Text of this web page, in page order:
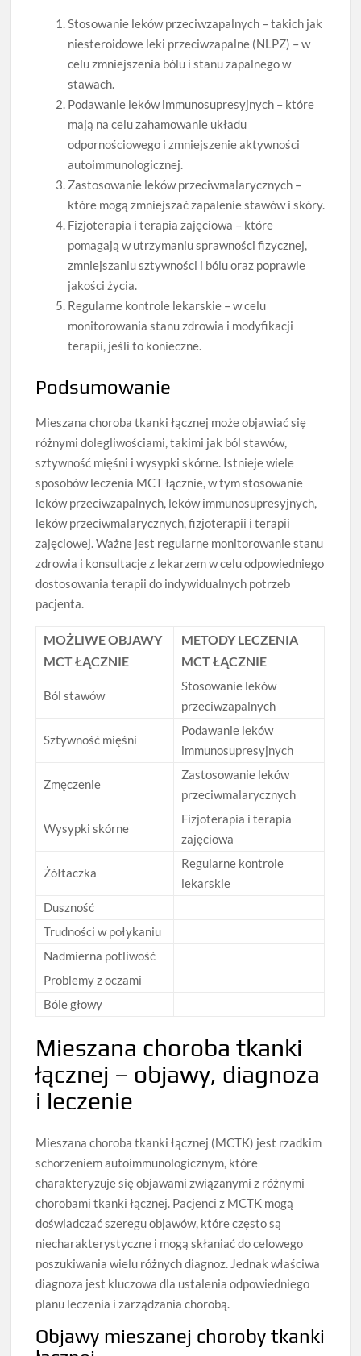
Stosowanie leków przeciwzapalnych – takich jak
niesteroidowe leki przeciwzapalne (NLPZ) – w
celu zmniejszenia bólu i stanu zapalnego w
stawach.
Podawanie leków immunosupresyjnych – które
mają na celu zahamowanie układu
odpornościowego i zmniejszenie aktywności
autoimmunologicznej.
Zastosowanie leków przeciwmalarycznych –
które mogą zmniejszać zapalenie stawów i skóry.
Fizjoterapia i terapia zajęciowa – które
pomagają w utrzymaniu sprawności fizycznej,
zmniejszaniu sztywności i bólu oraz poprawie
jakości życia.
Regularne kontrole lekarskie – w celu
monitorowania stanu zdrowia i modyfikacji
terapii, jeśli to konieczne.
Podsumowanie
Mieszana choroba tkanki łącznej może objawiać się
różnymi dolegliwościami, takimi jak ból stawów,
sztywność mięśni i wysypki skórne. Istnieje wiele
sposobów leczenia MCT łącznie, w tym stosowanie
leków przeciwzapalnych, leków immunosupresyjnych,
leków przeciwmalarycznych, fizjoterapii i terapii
zajęciowej. Ważne jest regularne monitorowanie stanu
zdrowia i konsultacje z lekarzem w celu odpowiedniego
dostosowania terapii do indywidualnych potrzeb
pacjenta.
MOŻLIWE OBJAWY
MCT ŁĄCZNIE
METODY LECZENIA
MCT ŁĄCZNIE
Ból stawów
Stosowanie leków
przeciwzapalnych
Sztywność mięśni
Podawanie leków
immunosupresyjnych
Zmęczenie
Zastosowanie leków
przeciwmalarycznych
Wysypki skórne
Fizjoterapia i terapia
zajęciowa
Żółtaczka
Regularne kontrole
lekarskie
Duszność
Trudności w połykaniu
Nadmierna potliwość
Problemy z oczami
Bóle głowy
Mieszana choroba tkanki
łącznej – objawy, diagnoza
i leczenie
Mieszana choroba tkanki łącznej (MCTK) jest rzadkim
schorzeniem autoimmunologicznym, które
charakteryzuje się objawami związanymi z różnymi
chorobami tkanki łącznej. Pacjenci z MCTK mogą
doświadczać szeregu objawów, które często są
niecharakterystyczne i mogą skłaniać do celowego
poszukiwania wielu różnych diagnoz. Jednak właściwa
diagnoza jest kluczowa dla ustalenia odpowiedniego
planu leczenia i zarządzania chorobą.
Objawy mieszanej choroby tkanki